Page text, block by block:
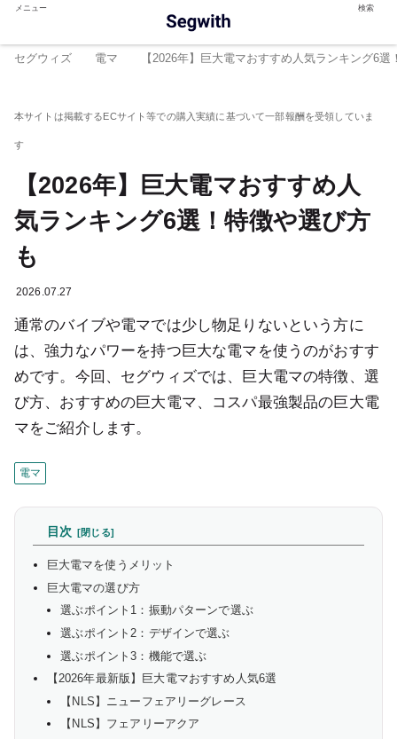
セグウィズ 電マ 【2026年】巨大電マおすすめ人気ランキング6選
【2026年】巨大電マおすすめ人
気ランキング6選！特徴や選び方
も
2026.07.27
通常のバイブや電マでは少し物足りないという方に
は、強力なパワーを持つ巨大な電マを使うのがおすす
めです。今回、セグウィズでは、巨大電マの特徴、選
び方、おすすめの巨大電マ、コスパ最強製品の巨大電
マをご紹介します。
電マ
目次
巨大電マを使うメリット
巨大電マの選び方
選ぶポイント1：振動パターンで選ぶ
選ぶポイント2：デザインで選ぶ
選ぶポイント3：機能で選ぶ
【2026年最新版】巨大電マおすすめ人気6選
【NLS】ニューフェアリーグレース
【NLS】フェアリーアクア
メニュー 検索